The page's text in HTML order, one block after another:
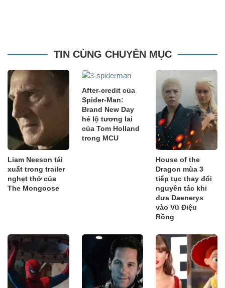
TIN CÙNG CHUYÊN MỤC
Liam Neeson tái
xuất trong trailer
nghẹt thở của
The Mongoose
After-credit của
Spider-Man:
Brand New Day
hé lộ tương lai
của Tom Holland
trong MCU
House of the
Dragon mùa 3
tiếp tục thay đổi
nguyên tác khi
đưa Daenerys
vào Vũ Điệu
Rồng